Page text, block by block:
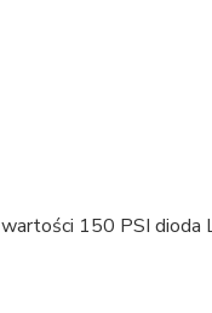
150 PSI dioda